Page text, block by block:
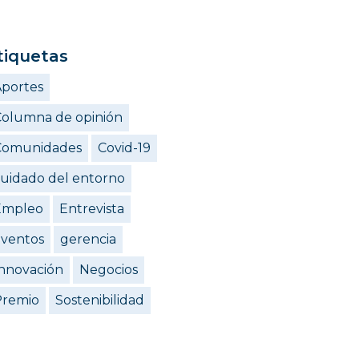
de opinión
Covid-19
del entorno
Entrevista
gerencia
Negocios
Sostenibilidad